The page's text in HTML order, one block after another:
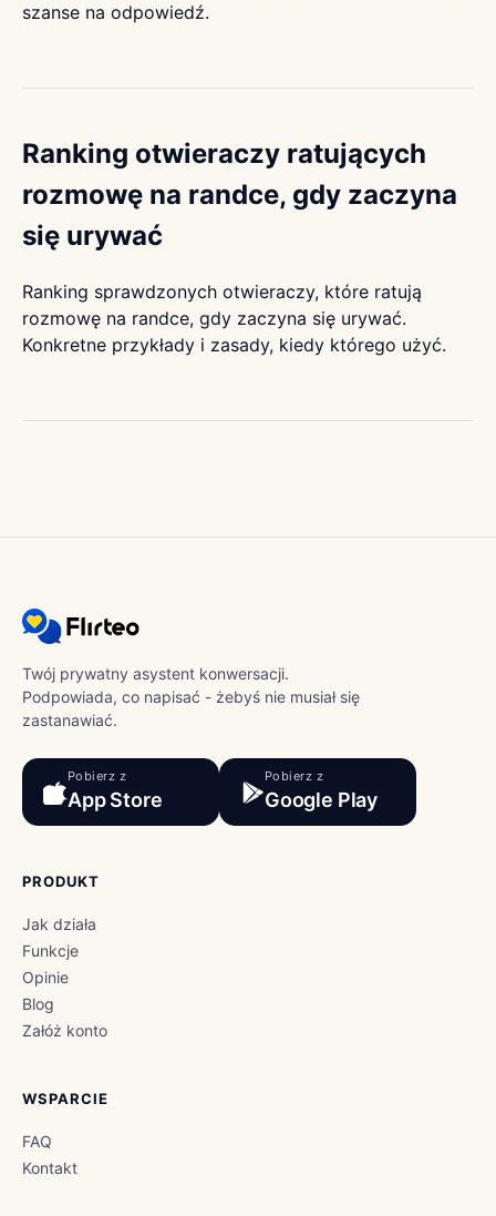
szanse na odpowiedź.
Ranking otwieraczy ratujących
rozmowę na randce, gdy zaczyna
się urywać
Ranking sprawdzonych otwieraczy, które ratują
rozmowę na randce, gdy zaczyna się urywać.
Konkretne przykłady i zasady, kiedy którego użyć.
Twój prywatny asystent konwersacji.
Podpowiada, co napisać - żebyś nie musiał się
zastanawiać.
Pobierz z
App Store
Pobierz z
Google Play
PRODUKT
Jak działa
Funkcje
Opinie
Blog
Załóż konto
WSPARCIE
FAQ
Kontakt